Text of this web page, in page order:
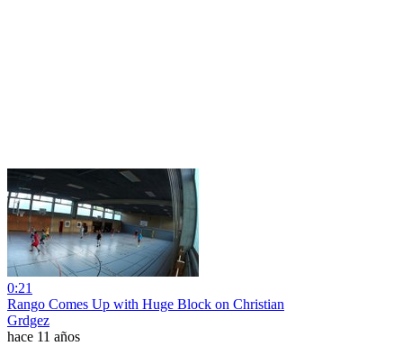
0:21
Rango Comes Up with Huge Block on Christian
Grdgez
hace 11 años